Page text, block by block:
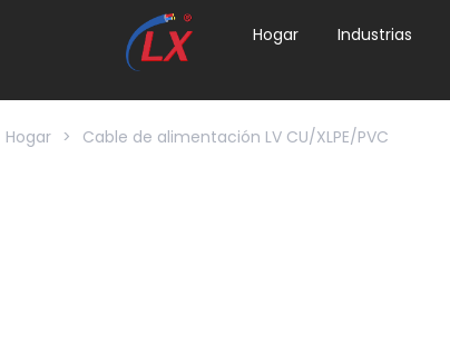
Hogar Industrias
Hogar > Cable de alimentación LV CU/XLPE/PVC